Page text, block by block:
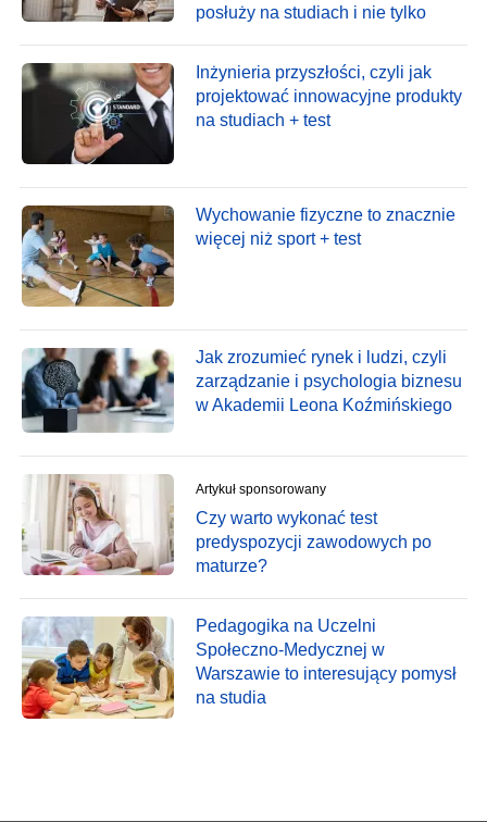
posłuży na studiach i nie tylko
Inżynieria przyszłości, czyli jak
projektować innowacyjne produkty
na studiach + test
Wychowanie fizyczne to znacznie
więcej niż sport + test
Jak zrozumieć rynek i ludzi, czyli
zarządzanie i psychologia biznesu
w Akademii Leona Koźmińskiego
Artykuł sponsorowany
Czy warto wykonać test
predyspozycji zawodowych po
maturze?
Pedagogika na Uczelni
Społeczno-Medycznej w
Warszawie to interesujący pomysł
na studia